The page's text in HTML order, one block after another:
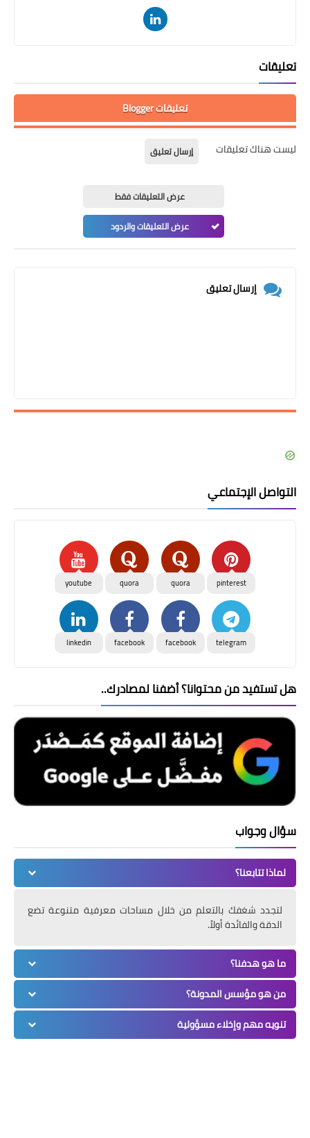
تعليقات
تعليقات Blogger
ليست هناك تعليقات إرسال تعليق
عرض التعليقات فقط
عرض التعليقات والردود
إرسال تعليق
التواصل الإجتماعي
pinterest
quora
quora
youtube
telegram
facebook
facebook
linkedin
هل تستفيد من محتوانا؟ أضفنا لمصادرك..
سؤال وجواب
لماذا تتابعنا؟
لتجدد شغفك بالتعلم من خلال مساحات معرفية متنوعة تضع
الدقة والفائدة أولاً.
ما هو هدفنا؟
من هو مؤسس المدونة؟
تنويه مهم وإخلاء مسؤولية